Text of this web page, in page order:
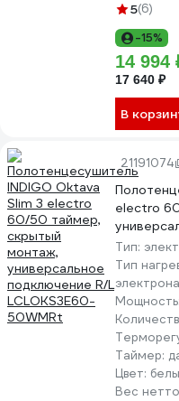
5(6)
-15%
14 994
17 640 ₽
В
21191074
electro
Тип:
Тип
Мощность:
Таймер:
Цвет:
Вес